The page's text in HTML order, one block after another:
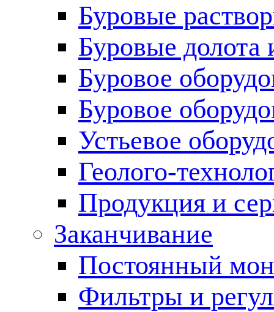
Буровые
Буровые долота
Буровое
Буровое
Устьевое
Геолого-
Продукция и
Заканчивание
Постоянный
Фильтры и